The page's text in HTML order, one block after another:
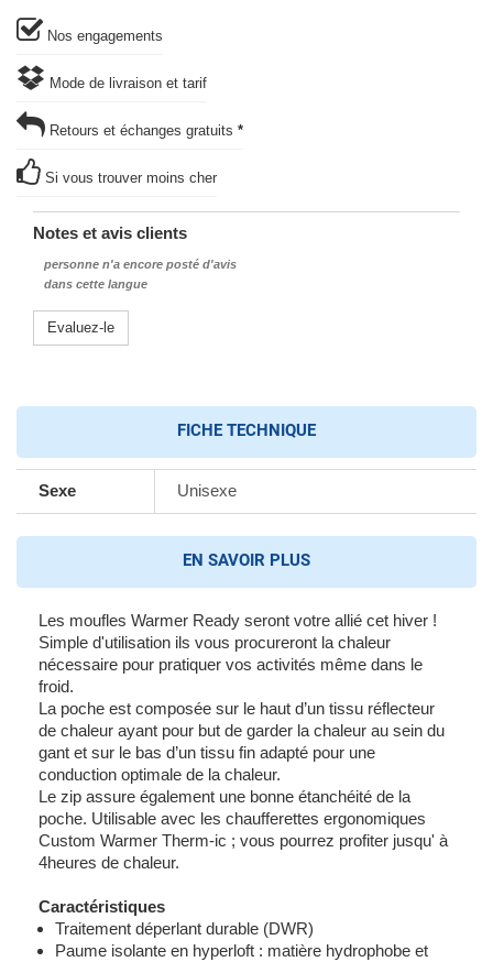
Nos engagements
Mode de livraison et tarif
Retours et échanges gratuits *
Si vous trouver moins cher
Notes et avis clients
personne n'a encore posté d'avis
dans cette langue
Evaluez-le
FICHE TECHNIQUE
Sexe Unisexe
EN SAVOIR PLUS
Les moufles Warmer Ready seront votre allié cet hiver !
Simple d'utilisation ils vous procureront la chaleur
nécessaire pour pratiquer vos activités même dans le
froid.
La poche est composée sur le haut d’un tissu réflecteur
de chaleur ayant pour but de garder la chaleur au sein du
gant et sur le bas d’un tissu fin adapté pour une
conduction optimale de la chaleur.
Le zip assure également une bonne étanchéité de la
poche. Utilisable avec les chaufferettes ergonomiques
Custom Warmer Therm-ic ; vous pourrez profiter jusqu' à
4heures de chaleur.
Caractéristiques
Traitement déperlant durable (DWR)
Paume isolante en hyperloft : matière hydrophobe et